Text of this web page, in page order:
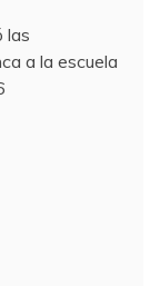
las
a la escuela